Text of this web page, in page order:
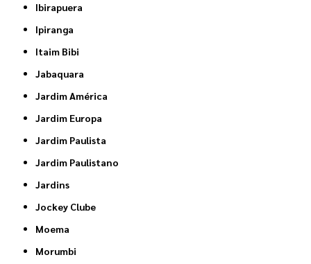
Ibirapuera
Ipiranga
Itaim Bibi
Jabaquara
Jardim América
Jardim Europa
Jardim Paulista
Jardim Paulistano
Jardins
Jockey Clube
Moema
Morumbi